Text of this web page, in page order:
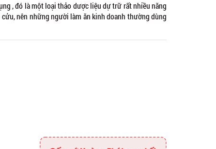
, đó là một loại thảo dược liệu dự trữ rất nhiều năng
nên những người làm ăn kinh doanh thường dùng